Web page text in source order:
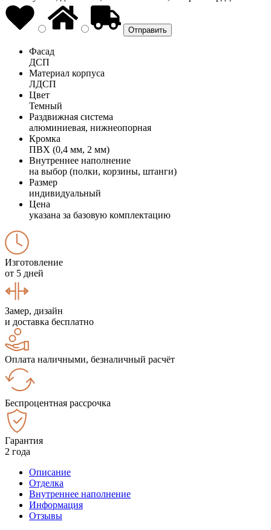
Фасад
ДСП
Материал корпуса
ЛДСП
Цвет
Темный
Раздвижная система
алюминиевая, нижнеопорная
Кромка
ПВХ (0,4 мм, 2 мм)
Внутреннее наполнение
на выбор (полки, корзины, штанги)
Размер
индивидуальный
Цена
указана за базовую комплектацию
Изготовление
от 5 дней
Замер, дизайн
и доставка бесплатно
Оплата наличными, безналичный расчёт
Беспроцентная рассрочка
Гарантия
2 года
Описание
Отделка
Внутреннее наполнение
Информация
Отзывы